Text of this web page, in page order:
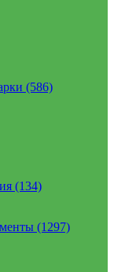
(586)
(134)
(1297)